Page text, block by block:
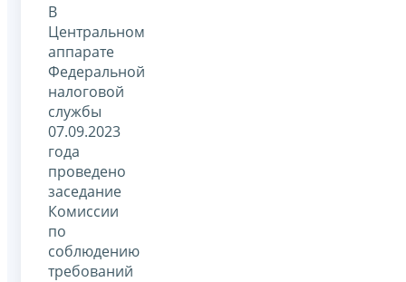
В
Центральном
аппарате
Федеральной
налоговой
службы
07.09.2023
года
проведено
заседание
Комиссии
по
соблюдению
требований